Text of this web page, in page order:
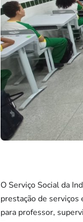
O Serviço Social da
prestação de serviços
para professor,